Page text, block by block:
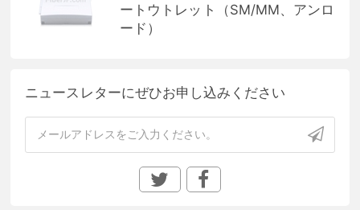
ートウトレット（SM/MM、アンロ
ード）
ニュースレターにぜひお申し込みください